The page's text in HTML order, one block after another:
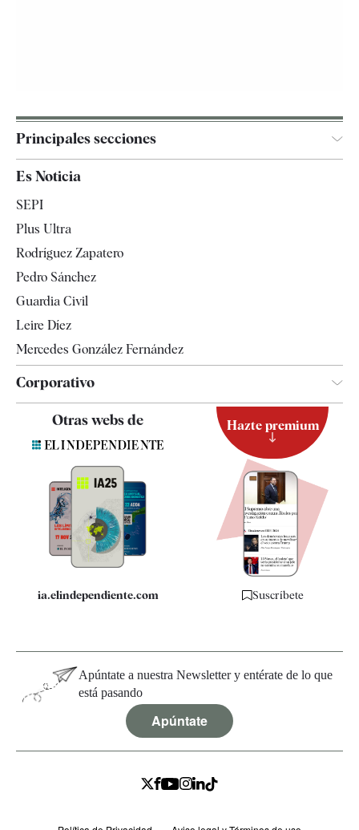
Principales secciones
España
Televisión
Es Noticia
SEPI
Plus Ultra
Rodríguez Zapatero
Pedro Sánchez
Guardia Civil
Leire Díez
Mercedes González Fernández
Corporativo
Contacto
Quiénes somos
Especificaciones
Otras webs de
ia.elindependiente.com
Hazte premium
Suscríbete
Apúntate a nuestra Newsletter y entérate de lo que
está pasando
Apúntate